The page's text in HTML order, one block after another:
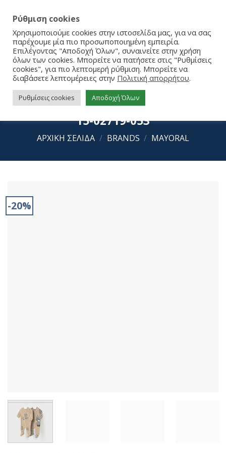
Mayoral Σετ 2 Φορμάκια Βελουτέ
15-02719-053
ΑΡΧΙΚΉ ΣΕΛΊΔΑ / BRANDS / MAYORAL
-20%
Ρύθμιση cookies
Χρησιμοποιούμε cookies στην ιστοσελίδα μας, για να σας
παρέχουμε μία πιο προσωποποιημένη εμπειρία.
Επιλέγοντας "Αποδοχή Όλων", συναινείτε στην χρήση
όλων των cookies. Μπορείτε να πατήσετε στις "Ρυθμίσεις
cookies", για πιο λεπτομερή ρύθμιση. Μπορείτε να
διαβάσετε λεπτομέρειες στην Πολιτική απορρήτου.
Ρυθμίσεις cookies Αποδοχή Όλων